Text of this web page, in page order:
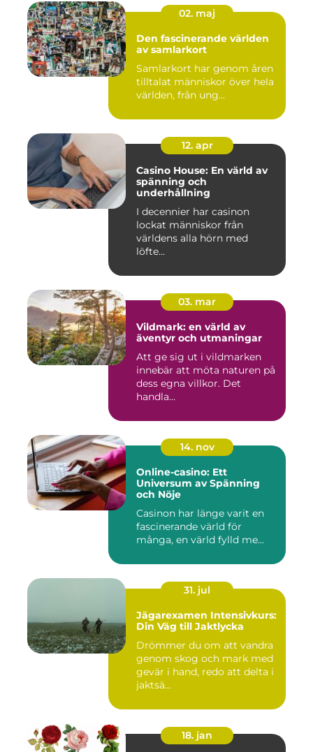
02. maj
Den fascinerande världen
av samlarkort
Samlarkort har genom åren
tilltalat människor över hela
världen, från ung...
12. apr
Casino House: En värld av
spänning och
underhållning
I decennier har casinon
lockat människor från
världens alla hörn med
löfte...
03. mar
Vildmark: en värld av
äventyr och utmaningar
Att ge sig ut i vildmarken
innebär att möta naturen på
dess egna villkor. Det
handla...
14. nov
Online-casino: Ett
Universum av Spänning
och Nöje
Casinon har länge varit en
fascinerande värld för
många, en värld fylld me...
31. jul
Jägarexamen Intensivkurs:
Din Väg till Jaktlycka
Drömmer du om att vandra
genom skog och mark med
gevär i hand, redo att delta i
jaktsä...
18. jan